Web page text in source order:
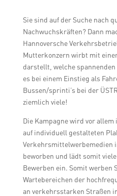
Sie sind auf der Suche nach
Nachwuchskräften? Dann
Hannoversche
Mutterkonzern wirbt mit
darstellt, welche
es bei einem Einstieg als
Bussen/sprinti’s bei der
ziemlich viele!
Die Kampagne wird vor
auf individuell gestalteten
Verkehrsmittelwerbemedien
beworben und lädt somit
Bewerben ein. Somit werben
Wartebereichen der
an verkehrsstarken Straßen